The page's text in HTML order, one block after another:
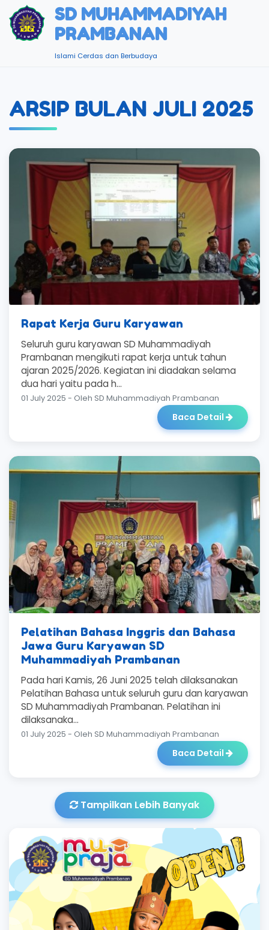
SD MUHAMMADIYAH
PRAMBANAN
Islami Cerdas dan Berbudaya
ARSIP BULAN JULI 2025
Rapat Kerja Guru Karyawan
Seluruh guru karyawan SD Muhammadiyah
Prambanan mengikuti rapat kerja untuk tahun
ajaran 2025/2026. Kegiatan ini diadakan selama
dua hari yaitu pada h...
01 July 2025 - Oleh SD Muhammadiyah Prambanan
Baca Detail
Pelatihan Bahasa Inggris dan Bahasa
Jawa Guru Karyawan SD
Muhammadiyah Prambanan
Pada hari Kamis, 26 Juni 2025 telah dilaksanakan
Pelatihan Bahasa untuk seluruh guru dan karyawan
SD Muhammadiyah Prambanan. Pelatihan ini
dilaksanaka...
01 July 2025 - Oleh SD Muhammadiyah Prambanan
Baca Detail
Tampilkan Lebih Banyak